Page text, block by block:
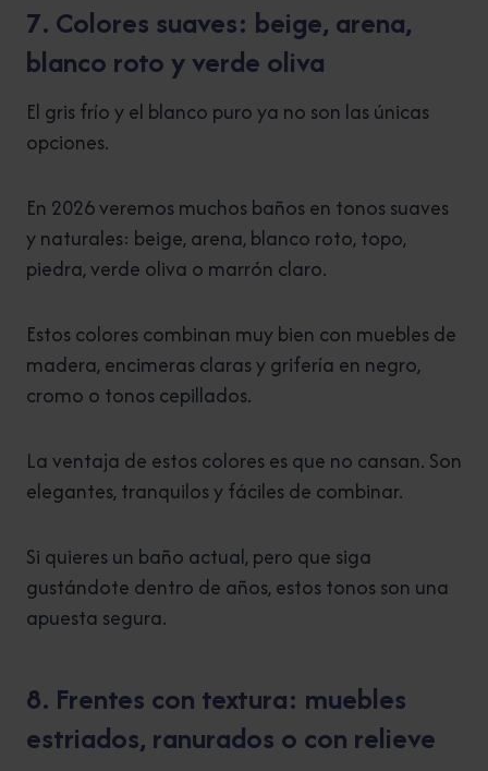
7. Colores suaves: beige, arena,
blanco roto y verde oliva
El gris frío y el blanco puro ya no son las únicas
opciones.
En 2026 veremos muchos baños en tonos suaves
y naturales: beige, arena, blanco roto, topo,
piedra, verde oliva o marrón claro.
Estos colores combinan muy bien con muebles de
madera, encimeras claras y grifería en negro,
cromo o tonos cepillados.
La ventaja de estos colores es que no cansan. Son
elegantes, tranquilos y fáciles de combinar.
Si quieres un baño actual, pero que siga
gustándote dentro de años, estos tonos son una
apuesta segura.
8. Frentes con textura: muebles
estriados, ranurados o con relieve